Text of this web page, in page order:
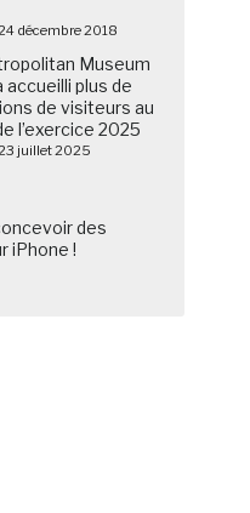
décembre 2018
Museum
accueilli plus de
de visiteurs au
l’exercice 2025
juillet 2025
des
iPhone !